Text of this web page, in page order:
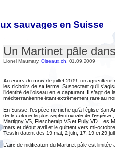
sauvages en Suisse
des oiseaux sauvages
Un Martinet pâle
Lionel Maumary, Oiseaux.ch , 01.09.2009
Au cours du mois de juillet 2009, un
les nichoirs de sa ferme. Suspectant qu’il
l’identité de l’oiseau en le capturant. Il s’agit
méditerranéenne étant extrêmement rare au
En Suisse, l’espèce ne niche qu’à l’église San
de la colonie la plus septentrionale de l’espèce
Martigny VS, Fiescheralp VS et Pully VD. Les
mars et début avril et le quittent vers mi-
Tessin datent des 19 mai, 2 juin, 17, 19 et 29
L’aire de nidification du Martinet pâle est